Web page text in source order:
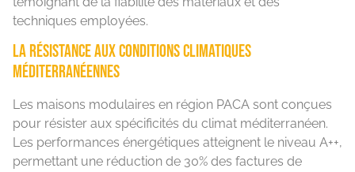
techniques employées.
La résistance aux conditions climatiques
méditerranéennes
Les maisons modulaires en région PACA sont conçues
pour résister aux spécificités du climat méditerranéen.
Les performances énergétiques atteignent le niveau A++,
permettant une réduction de 30% des factures de